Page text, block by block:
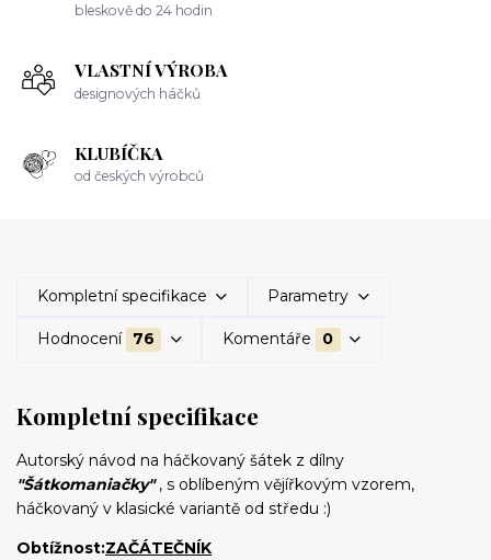
bleskově do 24 hodin
VLASTNÍ VÝROBA
designových háčků
KLUBÍČKA
od českých výrobců
Kompletní specifikace Parametry
Hodnocení 76 Komentáře 0
Kompletní specifikace
Autorský návod na háčkovaný šátek z dílny
"Šátkomaniačky", s oblíbeným vějířkovým vzorem,
háčkovaný v klasické variantě od středu :)
Obtížnost:ZAČÁTEČNÍK